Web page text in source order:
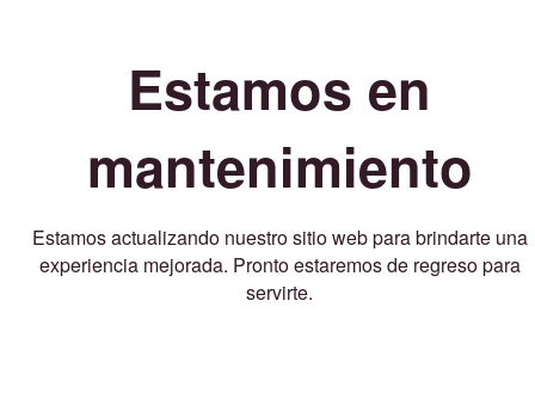
Estamos en
mantenimiento
Estamos actualizando nuestro sitio web para brindarte una
experiencia mejorada. Pronto estaremos de regreso para
servirte.